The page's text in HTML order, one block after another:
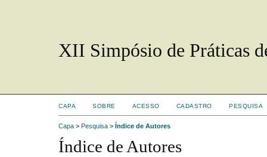
XII Simpósio de Práticas
CAPA SOBRE ACESSO CADASTRO PESQUISA
Capa > Pesquisa > Índice de Autores
Índice de Autores